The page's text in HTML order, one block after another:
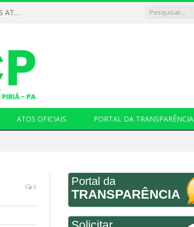
DECLARAMOS QUE NÃO HOUVERAM NOVAS LEIS APROVADAS ATÉ O MOMENTO PARA O INSTITUTO DE PREVIDÊNCIA NO ANO DE 2026
ATOS OFICIAIS PORTAL DA TRANSPARÊNCIA
0 Portal da
TRANSPARÊNCIA